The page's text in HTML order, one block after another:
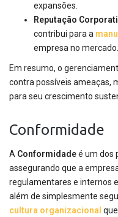
expansões.
Reputação
contribui para a
empresa no mercado.
Em resumo, o
contra possíveis ameaças,
para seu crescimento
Conformidade
A Conformidadeé um dos
assegurando que a
regulamentares e internos
além de simplesmente
cultura organizacional